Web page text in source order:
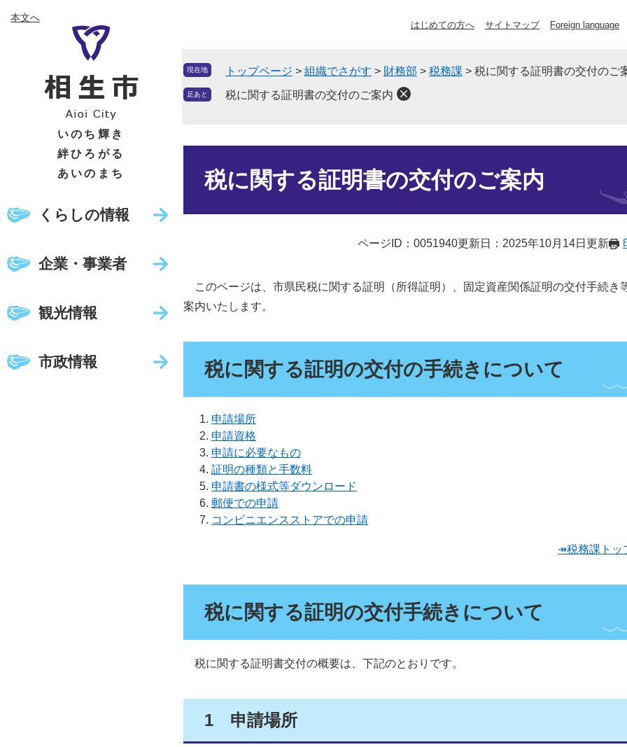
ー
ニ
本文へ
いのち輝き
絆ひろがる
あいのまち
くらしの情報
企業・事業者
観光情報
市政情報
はじめての方へ サイトマップ Foreign language
現在地 トップページ > 組織でさがす > 財務部 > 税務課 > 税に関する証明書の交付のご
足あと 税に関する証明書の交付のご案内
税に関する証明書の交付のご案内
ページID：0051940更新日：2025年10月14日更新
このページは、市県民税に関する証明（所得証明）、固定資産関係証明の交付手続き
案内いたします。
税に関する証明の交付の手続きについて
申請場所
申請資格
申請に必要なもの
証明の種類と手数料
申請書の様式等ダウンロード
郵便での申請
コンビニエンスストアでの申請
↠税務課トッ
税に関する証明の交付手続きについて
税に関する証明書交付の概要は、下記のとおりです。
1 申請場所